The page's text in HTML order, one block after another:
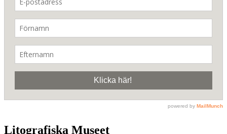
Litografiska Museet